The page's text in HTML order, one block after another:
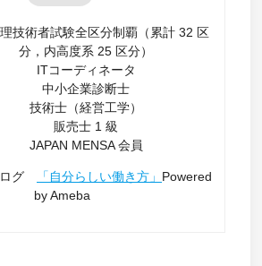
技術者試験全区分制覇（累計 32 区
分，内高度系 25 区分）
ITコーディネータ
中小企業診断士
技術士（経営工学）
販売士 1 級
JAPAN MENSA 会員
ログ 「自分らしい働き方」 Powered
by Ameba